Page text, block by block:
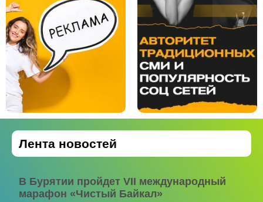
Лента новостей
В Бурятии пройдет VII международный
марафон «Чистый Байкал»